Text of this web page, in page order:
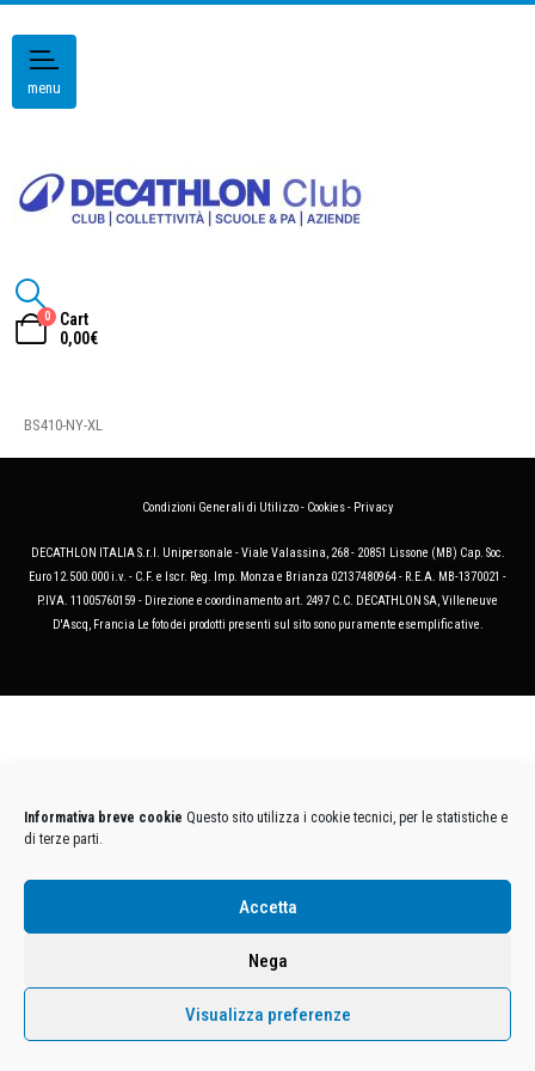
Informativa breve cookie Questo sito utilizza i cookie tecnici, per le statistiche e
di terze parti.
Accetta
Nega
Visualizza preferenze
menu
0
Cart
0,00€
BS410-NY-XL
Condizioni Generali di Utilizzo- Cookies- Privacy
DECATHLON ITALIA S.r.l. Unipersonale - Viale Valassina, 268 - 20851 Lissone (MB) Cap. Soc.
Euro 12.500.000 i.v. - C.F. e Iscr. Reg. Imp. Monza e Brianza 02137480964 - R.E.A. MB-1370021 -
P.IVA. 11005760159 - Direzione e coordinamento art. 2497 C.C. DECATHLON SA, Villeneuve
D'Ascq, Francia Le foto dei prodotti presenti sul sito sono puramente esemplificative.